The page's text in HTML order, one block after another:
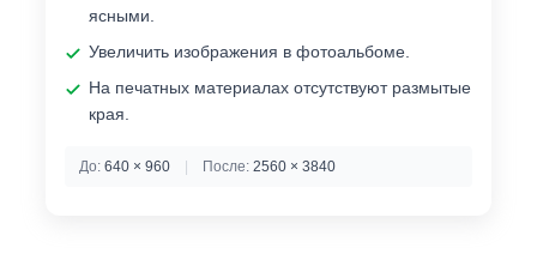
ясными.
Увеличить изображения в фотоальбоме.
На печатных материалах отсутствуют размытые
края.
До: 640 × 960 | После: 2560 × 3840